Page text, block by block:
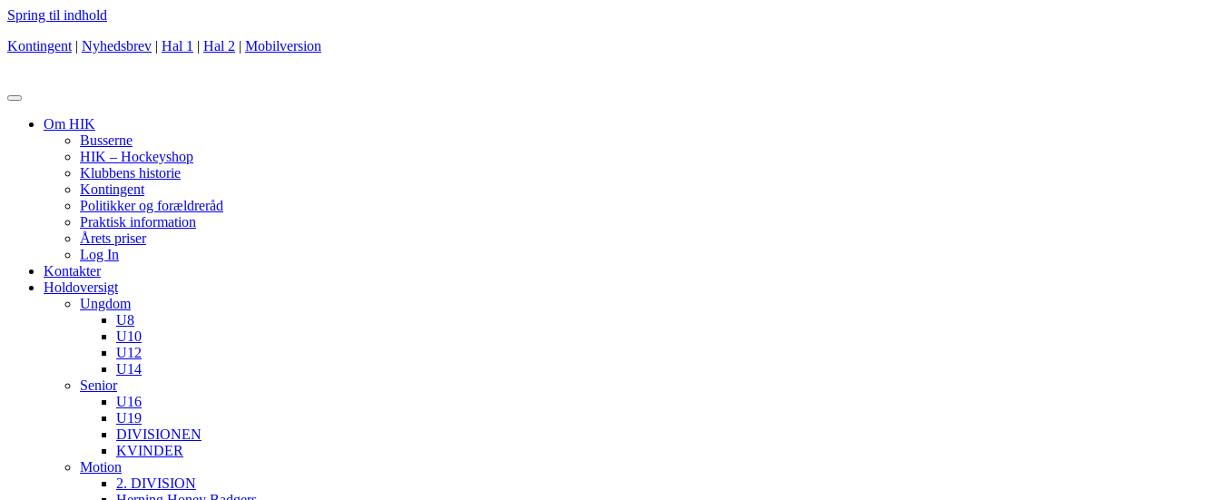
Spring til indhold
Kontingent | Nyhedsbrev | Hal 1 | Hal 2 | Mobilversion
Om HIK
Busserne
HIK – Hockeyshop
Klubbens historie
Kontingent
Politikker og forældreråd
Praktisk information
Årets priser
Log In
Kontakter
Holdoversigt
Ungdom
U8
U10
U12
U14
Senior
U16
U19
DIVISIONEN
KVINDER
Motion
2. DIVISION